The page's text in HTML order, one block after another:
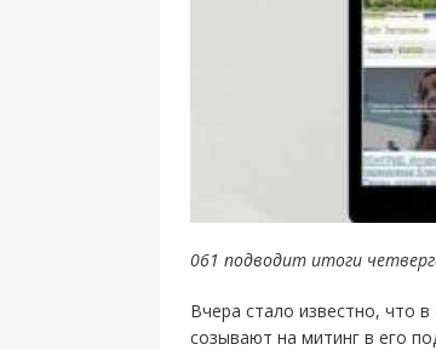
061 подводит итоги
Вчера стало известно, что
созывают на митинг в его